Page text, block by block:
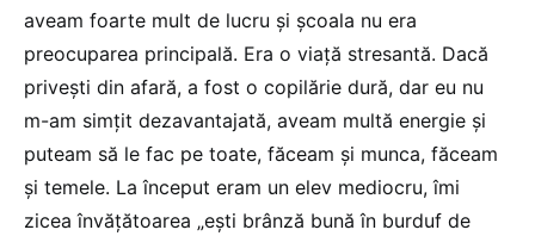
aveam foarte mult de lucru și școala nu era
preocuparea principală. Era o viață stresantă. Dacă
privești din afară, a fost o copilărie dură, dar eu nu
m-am simțit dezavantajată, aveam multă energie și
puteam să le fac pe toate, făceam și munca, făceam
și temele. La început eram un elev mediocru, îmi
zicea învățătoarea „ești brânză bună în burduf de